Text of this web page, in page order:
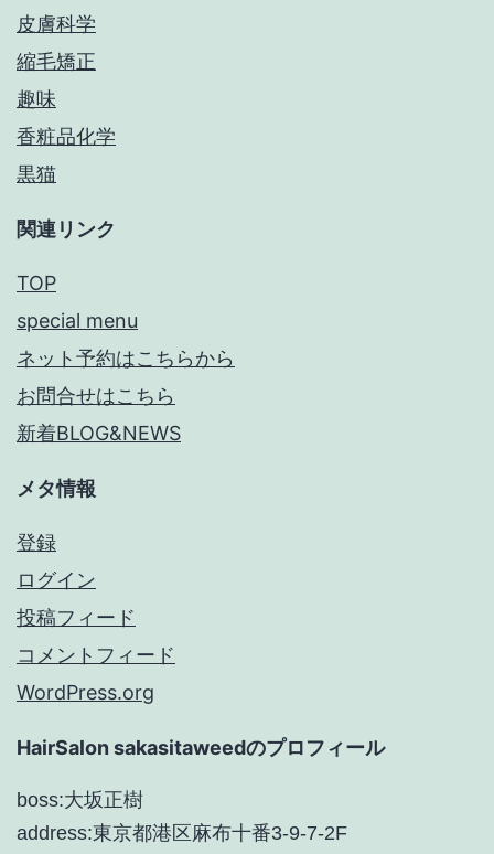
皮膚科学
縮毛矯正
趣味
香粧品化学
黒猫
関連リンク
TOP
special menu
ネット予約はこちらから
お問合せはこちら
新着BLOG&NEWS
メタ情報
登録
ログイン
投稿フィード
コメントフィード
WordPress.org
HairSalon sakasitaweedのプロフィール
boss:大坂正樹
address:東京都港区麻布十番3-9-7-2F